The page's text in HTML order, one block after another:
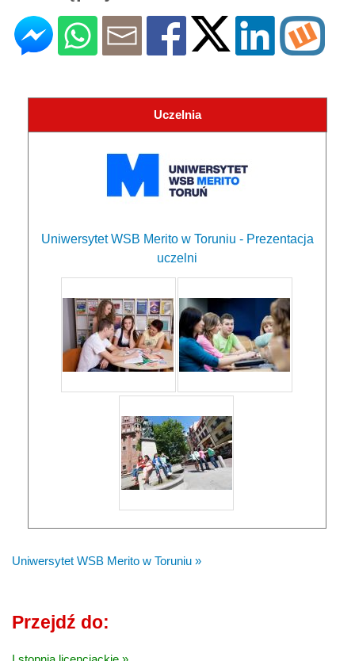
Uczelnia
Uniwersytet WSB Merito w Toruniu - Prezentacja
uczelni
Uniwersytet WSB Merito w Toruniu »
Przejdź do: